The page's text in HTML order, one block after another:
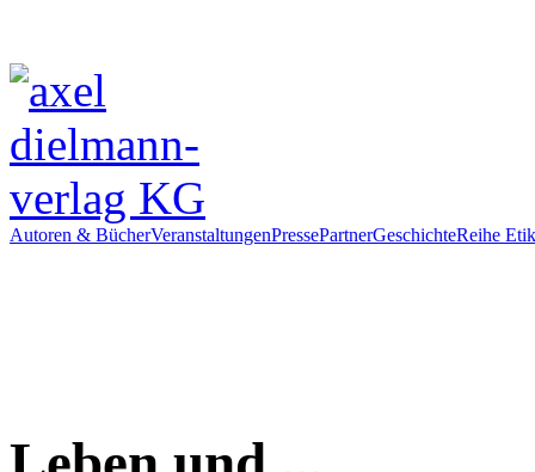
Autoren & BücherVeranstaltungenPressePartnerGeschichteReihe